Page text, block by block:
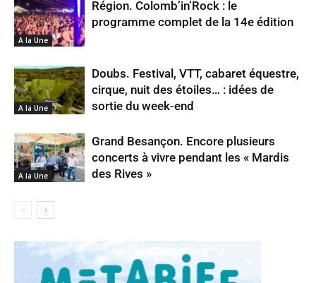
A la Une
Région. Colomb’in’Rock : le
programme complet de la 14e édition
A la Une
Doubs. Festival, VTT, cabaret équestre,
cirque, nuit des étoiles… : idées de
sortie du week-end
A la Une
Grand Besançon. Encore plusieurs
concerts à vivre pendant les « Mardis
des Rives »